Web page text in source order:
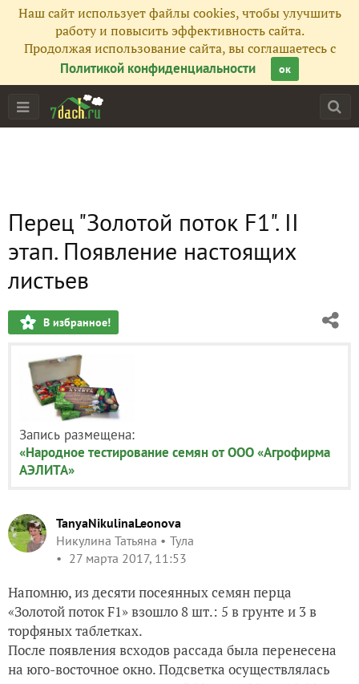
Наш сайт использует файлы cookies, чтобы улучшить
работу и повысить эффективность сайта.
Продолжая использование сайта, вы соглашаетесь с
Политикой конфиденциальности
ок
Перец "Золотой поток F1". II
этап. Появление настоящих
листьев
В избранное!
Запись размещена:
«Народное тестирование семян от ООО «Агрофирма
АЭЛИТА»
TanyaNikulinaLeonova
Никулина Татьяна
Тула
27 марта 2017, 11:53
Напомню, из десяти посеянных семян перца
«Золотой поток F1» взошло 8 шт.: 5 в грунте и 3 в
торфяных таблетках.
После появления всходов рассада была перенесена
на юго-восточное окно. Подсветка осуществлялась